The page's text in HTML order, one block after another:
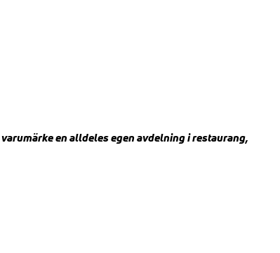
en alldeles egen avdelning i restaurang,